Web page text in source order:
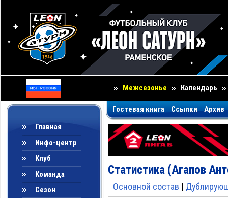
Межсезонье Календарь
Главная
Инфо-центр
Клуб
Команда
Сезон
Гостевая книга Ссылки Архив
Статистика (Агапов
Основной состав |